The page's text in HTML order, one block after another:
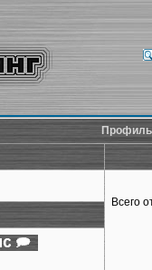
Всего